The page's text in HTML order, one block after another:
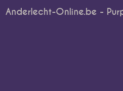
Anderlecht-Online.be -